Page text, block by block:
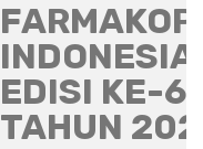
INDONESIA
EDISI KE-6
TAHUN